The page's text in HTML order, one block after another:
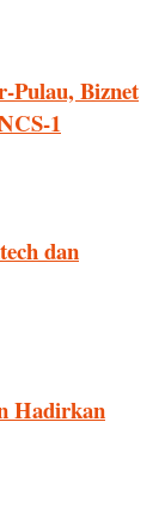
Pulau, Biznet
1
dan
Hadirkan